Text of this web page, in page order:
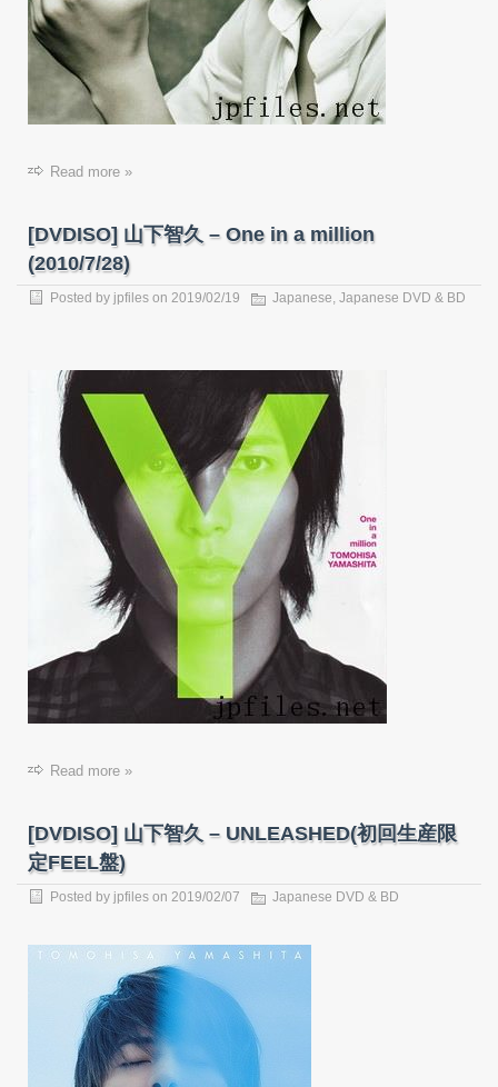
Read more »
[DVDISO] 山下智久 – One in a million
(2010/7/28)
Posted by jpfiles on 2019/02/19 Japanese, Japanese DVD & BD
Read more »
[DVDISO] 山下智久 – UNLEASHED(初回生産限
定FEEL盤)
Posted by jpfiles on 2019/02/07 Japanese DVD & BD